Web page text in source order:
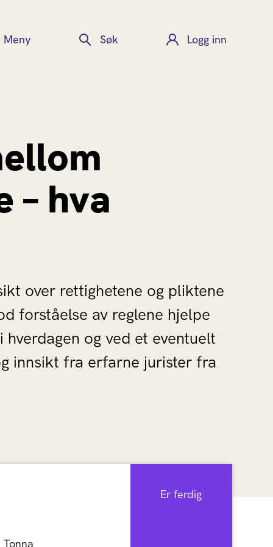
Meny Søk Logg inn
– hva
over rettighetene og pliktene
forståelse av reglene hjelpe
og ved et eventuelt
innsikt fra erfarne jurister fra
Er ferdig